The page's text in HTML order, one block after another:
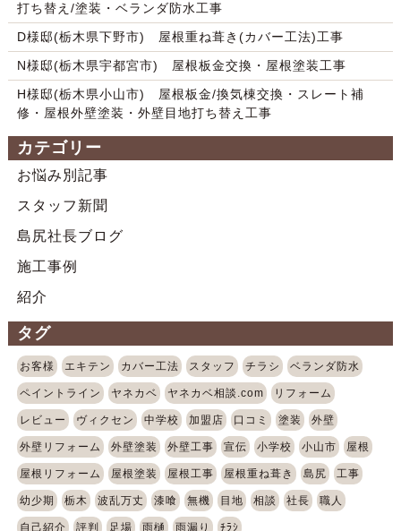
打ち替え/塗装・ベランダ防水工事
D様邸(栃木県下野市) 屋根重ね葺き(カバー工法)工事
N様邸(栃木県宇都宮市) 屋根板金交換・屋根塗装工事
H様邸(栃木県小山市) 屋根板金/換気棟交換・スレート補
修・屋根外壁塗装・外壁目地打ち替え工事
カテゴリー
お悩み別記事
スタッフ新聞
島尻社長ブログ
施工事例
紹介
タグ
お客様 エキテン カバー工法 スタッフ チラシ ベランダ防水
ペイントライン ヤネカベ ヤネカベ相談.com リフォーム
レビュー ヴィクセン 中学校 加盟店 口コミ 塗装 外壁
外壁リフォーム 外壁塗装 外壁工事 宣伝 小学校 小山市 屋根
屋根リフォーム 屋根塗装 屋根工事 屋根重ね葺き 島尻 工事
幼少期 栃木 波乱万丈 漆喰 無機 目地 相談 社長 職人
自己紹介 評判 足場 雨樋 雨漏り ﾁﾗｼ